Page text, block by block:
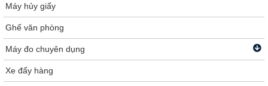
Máy hủy giấy
Ghế văn phòng
Máy đo chuyên dụng
Xe đẩy hàng